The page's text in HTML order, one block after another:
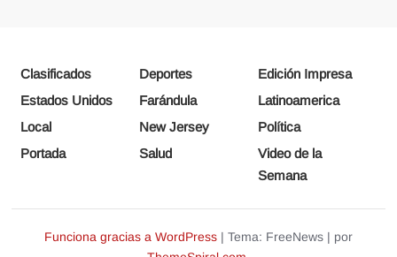
Clasificados Deportes
Edición Impresa
Estados Unidos
Farándula
Latinoamerica
Local
New Jersey
Política
Portada
Salud
Video de la
Semana
Funciona gracias a WordPress | Tema: FreeNews | por